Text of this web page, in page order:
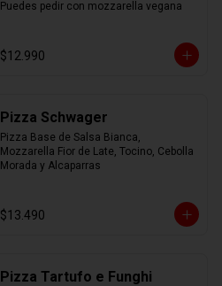
Puedes pedir con mozzarella vegana
$12.990
Pizza Schwager
Pizza Base de Salsa Bianca,
Mozzarella Fior de Late, Tocino, Cebolla
Morada y Alcaparras
$13.490
Pizza Tartufo e Funghi